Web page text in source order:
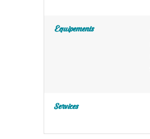
Equipements
Services